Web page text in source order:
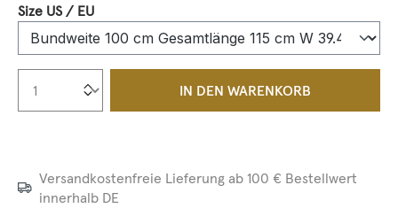
Size US / EUauswählen
Produkt Anzahl: Gib den
IN DEN WARENKORB
Versandkostenfreie Lieferung ab 100 € Bestellwert
innerhalb DE